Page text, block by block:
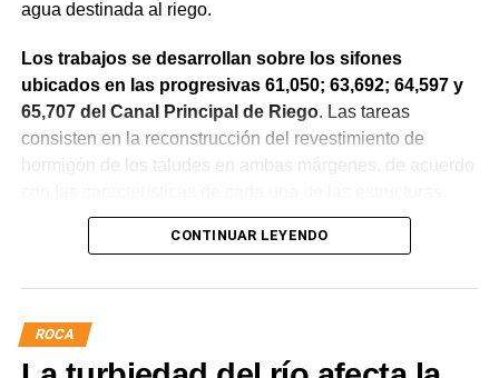
agua destinada al riego.
Los trabajos se desarrollan sobre los sifones
ubicados en las progresivas 61,050; 63,692; 64,597 y
65,707 del Canal Principal de Riego. Las tareas
consisten en la reconstrucción del revestimiento de
hormigón de los taludes en ambas márgenes, de acuerdo
La obra incluye la demolición de losas deterioradas, la
requieren, la ejecución de un nuevo revestimiento de
hormigón reforzado con malla de acero y el sellado de
juntas para mejorar la durabilidad de la infraestructura.
CONTINUAR LEYENDO
ROCA